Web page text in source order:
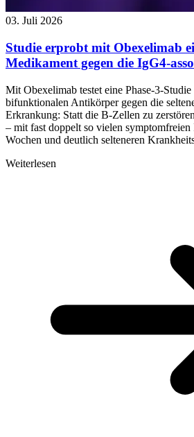
03. Juli 2026
Studie erprobt mit Obexelimab
Medikament gegen die IgG4-
Mit Obexelimab testet eine Phase-3-Studie
bifunktionalen Antikörper gegen die
Erkrankung: Statt die B-Zellen zu
– mit fast doppelt so vielen symptomfreien
Wochen und deutlich selteneren
Weiterlesen